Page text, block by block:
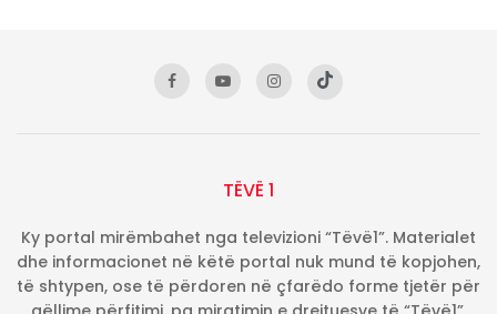
TËVË 1
Ky portal mirëmbahet nga televizioni “Tëvë1”. Materialet
dhe informacionet në këtë portal nuk mund të kopjohen,
të shtypen, ose të përdoren në çfarëdo forme tjetër për